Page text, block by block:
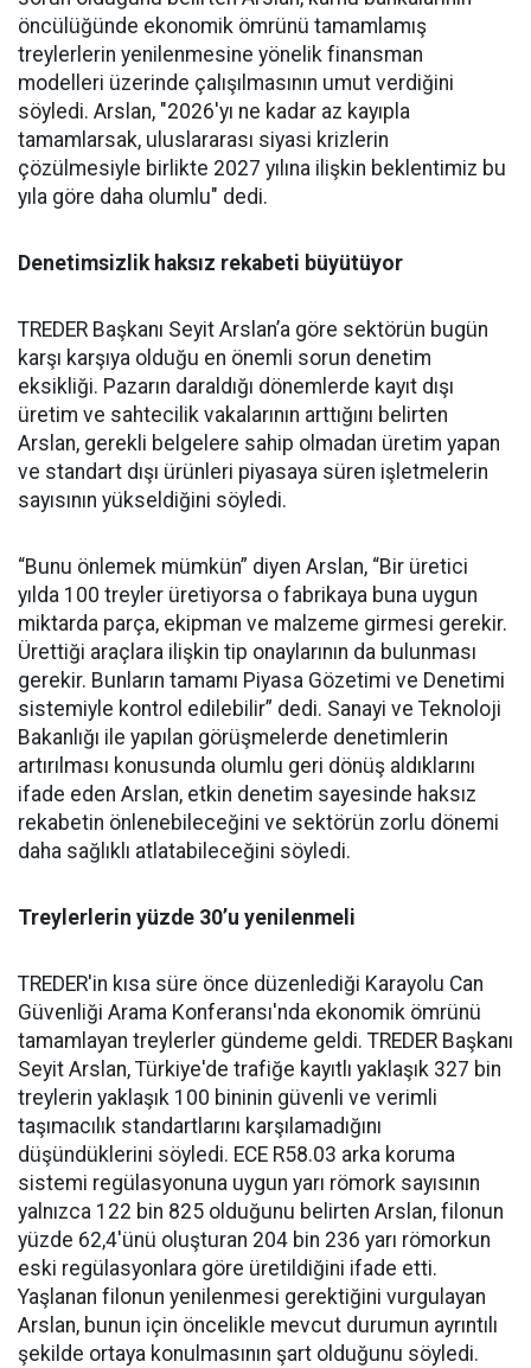
öncülüğünde ekonomik ömrü­nü tamamlamış
treylerlerin ye­nilenmesine yönelik finansman
modelleri üzerinde çalışılması­nın umut verdiğini
söyledi. Ars­lan, "2026'yı ne kadar az kayıpla
tamamlarsak, uluslararası siya­si krizlerin
çözülmesiyle birlik­te 2027 yılına ilişkin beklentimiz bu
yıla göre daha olumlu" dedi.
Denetimsizlik haksız rekabeti büyütüyor
TREDER Başkanı Seyit Arslan’a göre sektörün bugün
karşı karşıya olduğu en önemli sorun denetim
eksikliği. Pazarın daraldığı dönemlerde kayıt dışı
üretim ve sahtecilik vakalarının arttığını belirten
Arslan, gerekli belgelere sahip olmadan üretim yapan
ve standart dışı ürünleri piyasaya süren işletmelerin
sayısının yükseldiğini söyledi.
“Bunu önlemek mümkün” diyen Arslan, “Bir üretici
yılda 100 treyler üretiyorsa o fabrikaya buna uygun
miktarda parça, ekipman ve malzeme girmesi gerekir.
Ürettiği araçlara ilişkin tip onaylarının da bulunması
gerekir. Bunların tamamı Piyasa Gözetimi ve Denetimi
sistemiyle kontrol edilebilir” dedi. Sanayi ve Teknoloji
Bakanlığı ile yapılan görüşmelerde denetimlerin
artırılması konusunda olumlu geri dönüş aldıklarını
ifade eden Arslan, etkin denetim sayesinde haksız
rekabetin önlenebileceğini ve sektörün zorlu dönemi
daha sağlıklı atlatabileceğini söyledi.
Treylerlerin yüzde 30’u yenilenmeli
TREDER'in kısa süre önce düzenlediği Karayolu Can
Güvenliği Arama Konferansı'nda ekonomik ömrünü
tamamlayan treylerler gündeme geldi. TREDER Başkanı
Seyit Arslan, Türkiye'de trafiğe kayıtlı yaklaşık 327 bin
treylerin yaklaşık 100 bininin güvenli ve verimli
taşımacılık standartlarını karşılamadığını
düşündüklerini söyledi. ECE R58.03 arka koruma
sistemi regülasyonuna uygun yarı römork sayısının
yalnızca 122 bin 825 olduğunu belirten Arslan, filonun
yüzde 62,4'ünü oluşturan 204 bin 236 yarı römorkun
eski regülasyonlara göre üretildiğini ifade etti.
Yaşlanan filonun yenilenmesi gerektiğini vurgulayan
Arslan, bunun için öncelikle mevcut durumun ayrıntılı
şekilde ortaya konulmasının şart olduğunu söyledi.